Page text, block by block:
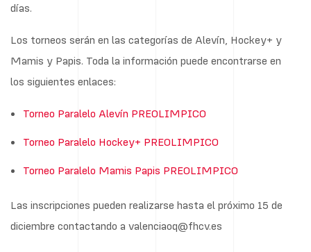
días.
Los torneos serán en las categorías de Alevín, Hockey+ y
Mamis y Papis. Toda la información puede encontrarse en
los siguientes enlaces:
Torneo Paralelo Alevín PREOLIMPICO
Torneo Paralelo Hockey+ PREOLIMPICO
Torneo Paralelo Mamis Papis PREOLIMPICO
Las inscripciones pueden realizarse hasta el próximo 15 de
diciembre contactando a valenciaoq@fhcv.es